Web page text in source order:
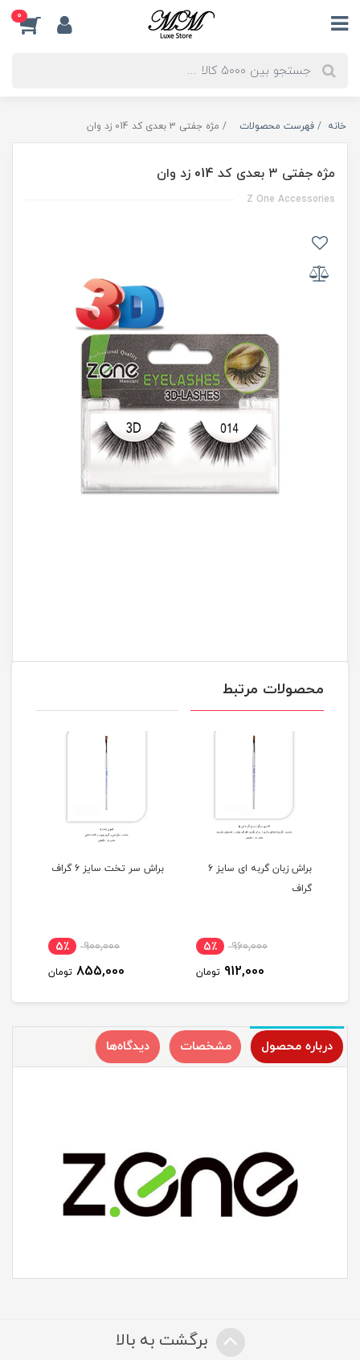
0
خانه فهرست محصولات مژه جفتی ۳ بعدی کد 014 زد وان
مژه جفتی ۳ بعدی کد 014 زد وان
Z One Accessories
محصولات مرتبط
براش زبان گربه ای سایز 6
گراف
960,000 5٪
912,000 تومان
براش سر تخت سایز 6 گراف
900,000 5٪
855,000 تومان
درباره محصول مشخصات دیدگاه‌ها
برگشت به بالا